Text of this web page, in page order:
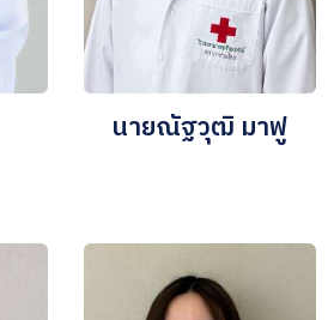
นายณัฐวุฒิ มาฟู